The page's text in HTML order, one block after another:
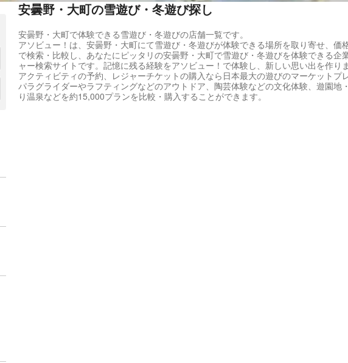
安曇野・大町の雪遊び・冬遊び探し
安曇野・大町で体験できる雪遊び・冬遊びの店舗一覧です。
アソビュー！は、安曇野・大町にて雪遊び・冬遊びが体験できる場所を取り寄せ、価
で検索・比較し、あなたにピッタリの安曇野・大町で雪遊び・冬遊びを体験できる企
ャー検索サイトです。記憶に残る経験をアソビュー！で体験し、新しい思い出を作り
アクティビティの予約、レジャーチケットの購入なら日本最大の遊びのマーケットプ
パラグライダーやラフティングなどのアウトドア、陶芸体験などの文化体験、遊園地
り温泉などを約15,000プランを比較・購入することができます。